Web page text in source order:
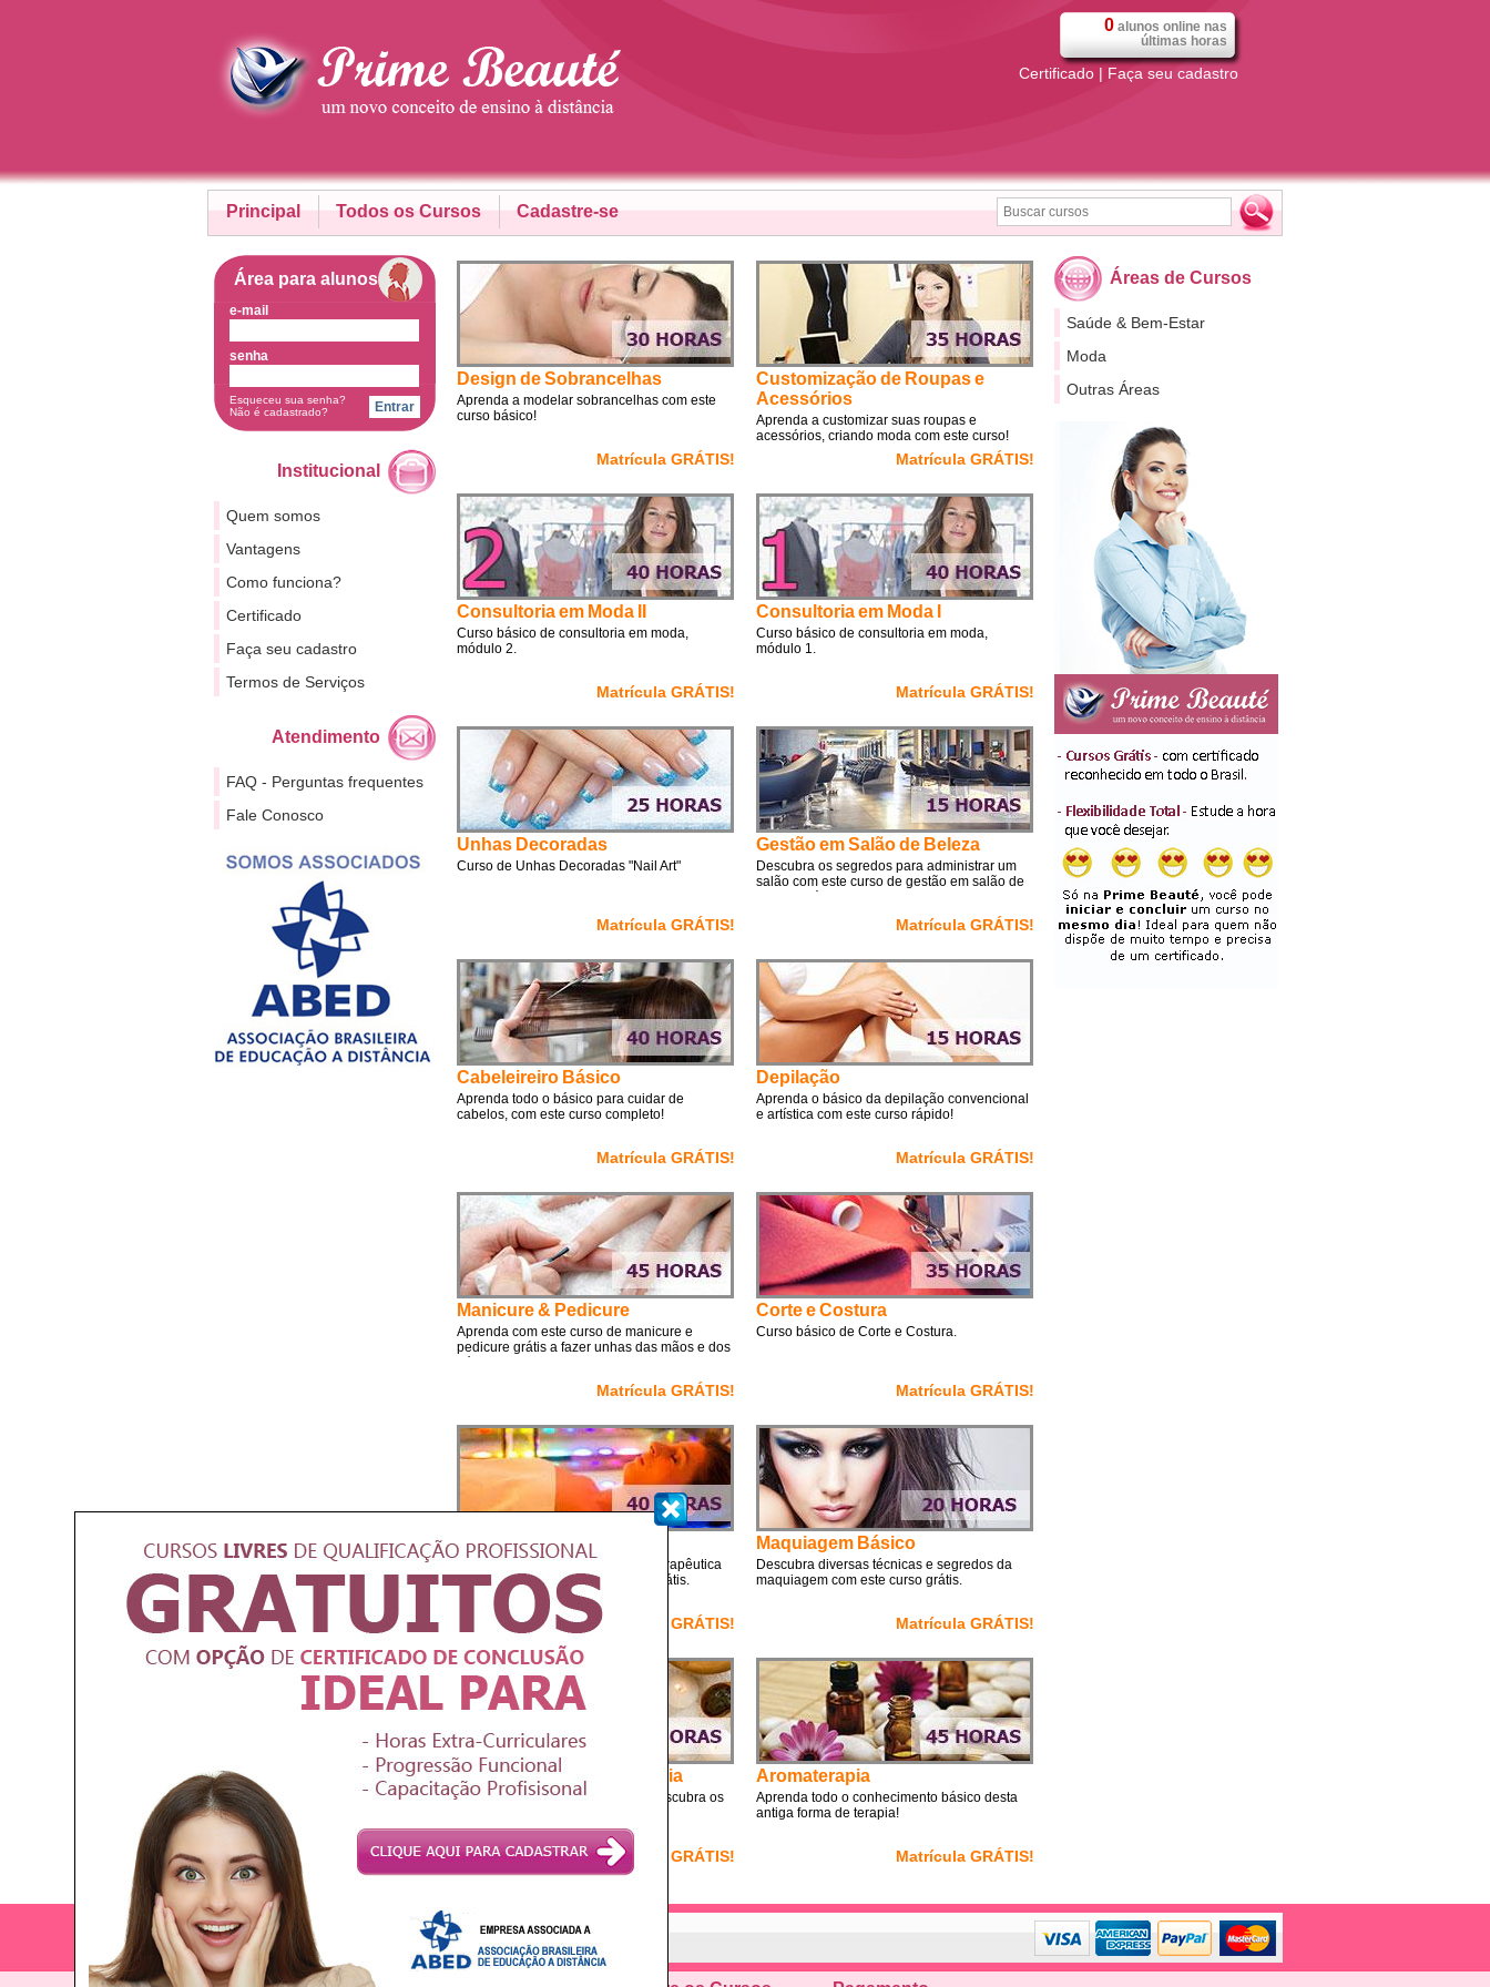
Certificado | Faça seu cadastro
0 alunos online nas
últimas horas
Principal Todos os Cursos Cadastre-se
Área para alunos
e-mail
senha
Esqueceu sua senha?
Não é cadastrado?
Institucional
Quem somos
Vantagens
Como funciona?
Certificado
Faça seu cadastro
Termos de Serviços
Atendimento
FAQ - Perguntas frequentes
Fale Conosco
Design de Sobrancelhas
Aprenda a modelar sobrancelhas com este
curso básico!
Matrícula GRÁTIS!
Customização de Roupas e
Acessórios
Aprenda a customizar suas roupas e
acessórios, criando moda com este curso!
Matrícula GRÁTIS!
Consultoria em Moda II
Curso básico de consultoria em moda,
módulo 2.
Matrícula GRÁTIS!
Consultoria em Moda I
Curso básico de consultoria em moda,
módulo 1.
Matrícula GRÁTIS!
Unhas Decoradas
Curso de Unhas Decoradas "Nail Art"
Matrícula GRÁTIS!
Gestão em Salão de Beleza
Descubra os segredos para administrar um
salão com este curso de gestão em salão de
Matrícula GRÁTIS!
Cabeleireiro Básico
Aprenda todo o básico para cuidar de
cabelos, com este curso completo!
Matrícula GRÁTIS!
Depilação
Aprenda o básico da depilação convencional
e artística com este curso rápido!
Matrícula GRÁTIS!
Manicure & Pedicure
Aprenda com este curso de manicure e
pedicure grátis a fazer unhas das mãos e dos
Matrícula GRÁTIS!
Corte e Costura
Curso básico de Corte e Costura.
Matrícula GRÁTIS!
Cromoterapia
Entenda tudo sobre esta técnica terapêutica
com este curso de cromoterapia grátis.
Matrícula GRÁTIS!
Maquiagem Básico
Descubra diversas técnicas e segredos da
maquiagem com este curso grátis.
Matrícula GRÁTIS!
Introdução a Cosmetologia
Curso de Cosmetologia básico, descubra os
Matrícula GRÁTIS!
Aromaterapia
Aprenda todo o conhecimento básico desta
antiga forma de terapia!
Matrícula GRÁTIS!
Áreas de Cursos
Saúde & Bem-Estar
Moda
Outras Áreas